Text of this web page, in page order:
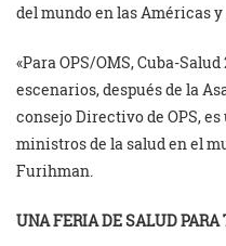
del mundo en las Américas
«Para OPS/OMS, Cuba-
escenarios, después de la
consejo Directivo de OPS,
ministros de la salud en el
Furihman.
UNA FERIA DE SALUD PARA